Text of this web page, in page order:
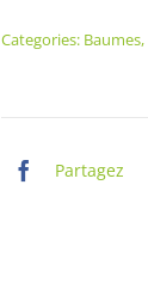
Categories: Baumes,
Partagez